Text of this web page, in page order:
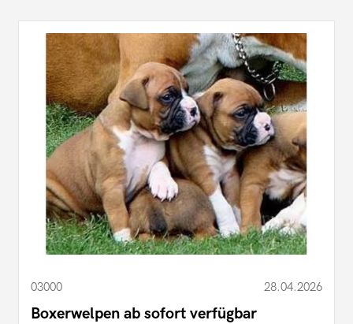
03000 28.04.2026
Boxerwelpen ab sofort verfügbar